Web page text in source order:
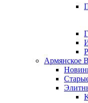
Армянское